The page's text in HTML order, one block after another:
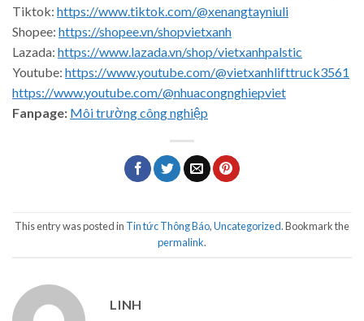
Tiktok: https://www.tiktok.com/@xenangtayniuli
Shopee: https://shopee.vn/shopvietxanh
Lazada: https://www.lazada.vn/shop/vietxanhpalstic
Youtube: https://www.youtube.com/@vietxanhlifttruck3561
https://www.youtube.com/@nhuacongnghiepviet
Fanpage: Môi trường công nghiệp
This entry was posted in Tin tức Thông Báo,Uncategorized. Bookmark the
permalink.
LINH